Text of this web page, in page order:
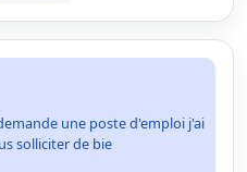
une poste d'emploi j'ai
solliciter de bie